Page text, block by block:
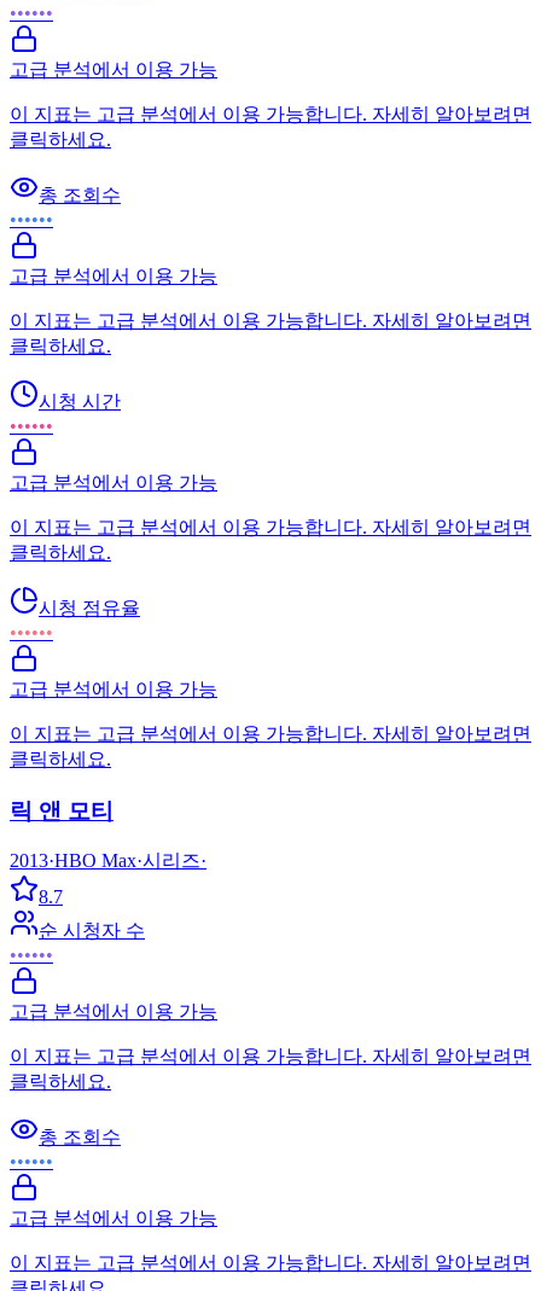
••••••
고급 분석에서 이용 가능
이 지표는 고급 분석에서 이용 가능합니다. 자세히 알아보려면
클릭하세요.
총 조회수
••••••
고급 분석에서 이용 가능
이 지표는 고급 분석에서 이용 가능합니다. 자세히 알아보려면
클릭하세요.
시청 시간
••••••
고급 분석에서 이용 가능
이 지표는 고급 분석에서 이용 가능합니다. 자세히 알아보려면
클릭하세요.
시청 점유율
••••••
고급 분석에서 이용 가능
이 지표는 고급 분석에서 이용 가능합니다. 자세히 알아보려면
클릭하세요.
릭 앤 모티
2013·HBO Max·시리즈·
8.7
순 시청자 수
••••••
고급 분석에서 이용 가능
이 지표는 고급 분석에서 이용 가능합니다. 자세히 알아보려면
클릭하세요.
총 조회수
••••••
고급 분석에서 이용 가능
이 지표는 고급 분석에서 이용 가능합니다. 자세히 알아보려면